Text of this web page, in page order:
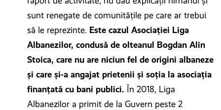
sunt renegate de comunitățile pe care ar trebui
să le reprezinte. Este cazul Asociației Liga
Albanezilor, condusă de olteanul Bogdan Alin
Stoica, care nu are niciun fel de origini albaneze
și care și-a angajat prietenii și soția la asociația
finanțată cu bani publici. În 2018, Liga
Albanezilor a primit de la Guvern peste 2